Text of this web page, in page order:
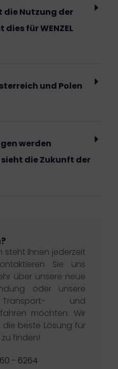
die Nutzung der
für WENZEL
und Polen
werden
die Zukunft der
steht Ihnen jederzeit
Sie uns
über unsere neue
oder unsere
und
möchten. Wir
die beste Lösung für
zu finden!
- 6264